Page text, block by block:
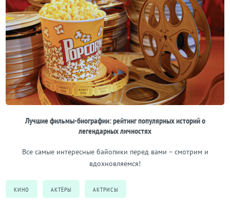
Лучшие фильмы-биографии: рейтинг популярных историй о
легендарных личностях
Все самые интересные байопики перед вами – смотрим и
вдохновляемся!
КИНО АКТЁРЫ АКТРИСЫ